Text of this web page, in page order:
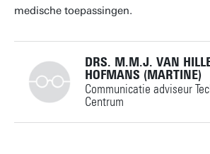
medische toepassingen.
DRS. M.M.J. VAN
HOFMANS (MARTINE)
Communicatie adviseur
Centrum